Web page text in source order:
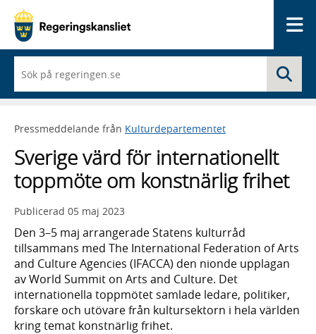
du
börjar
skriva
framträder
lista
med
sökförslag
Pressmeddelande från Kulturdepartementet
Sverige värd för internationellt
toppmöte om konstnärlig frihet
Publicerad 05 maj 2023
Den 3–5 maj arrangerade Statens kulturråd
tillsammans med The International Federation of Arts
and Culture Agencies (IFACCA) den nionde upplagan
av World Summit on Arts and Culture. Det
internationella toppmötet samlade ledare, politiker,
forskare och utövare från kultursektorn i hela världen
kring temat konstnärlig frihet.